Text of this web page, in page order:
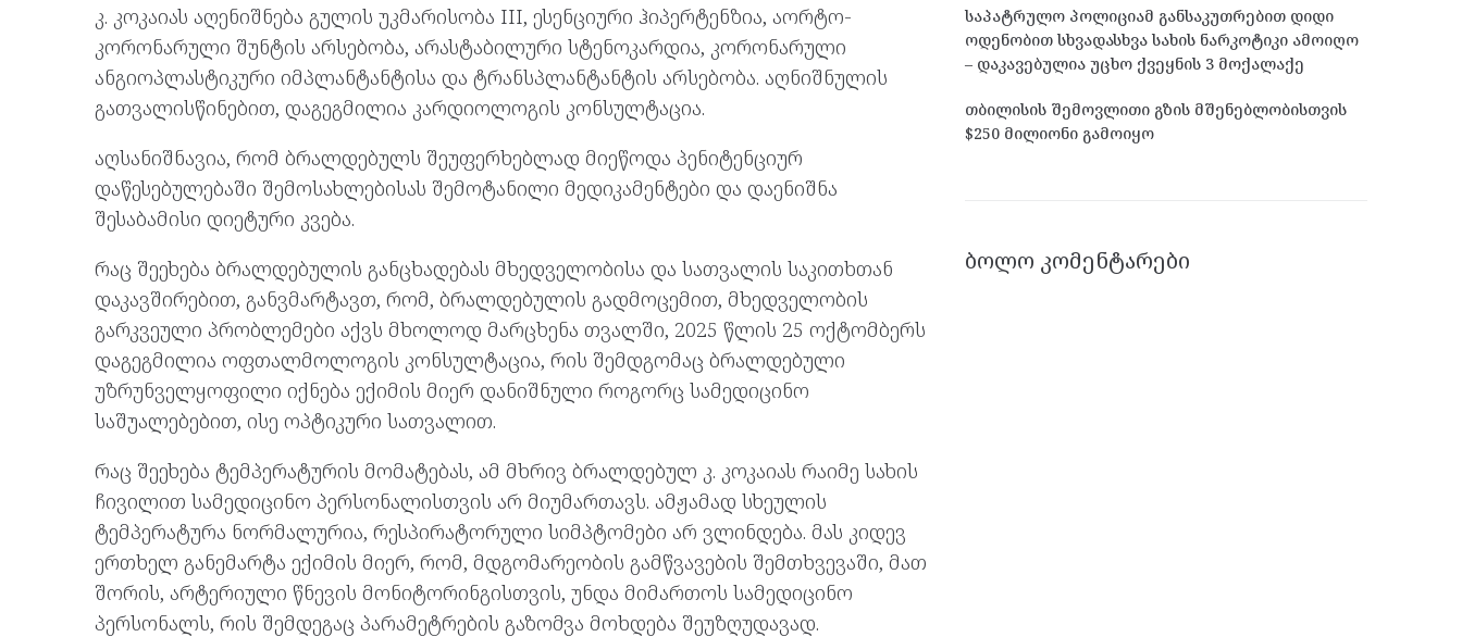
კ. კოკაიას აღენიშნება გულის უკმარისობა III, ესენციური ჰიპერტენზია, აორტო-
კორონარული შუნტის არსებობა, არასტაბილური სტენოკარდია, კორონარული
ანგიოპლასტიკური იმპლანტანტისა და ტრანსპლანტანტის არსებობა. აღნიშნულის
გათვალისწინებით, დაგეგმილია კარდიოლოგის კონსულტაცია.
აღსანიშნავია, რომ ბრალდებულს შეუფერხებლად მიეწოდა პენიტენციურ
დაწესებულებაში შემოსახლებისას შემოტანილი მედიკამენტები და დაენიშნა
შესაბამისი დიეტური კვება.
რაც შეეხება ბრალდებულის განცხადებას მხედველობისა და სათვალის საკითხთან
დაკავშირებით, განვმარტავთ, რომ, ბრალდებულის გადმოცემით, მხედველობის
გარკვეული პრობლემები აქვს მხოლოდ მარცხენა თვალში, 2025 წლის 25 ოქტომბერს
დაგეგმილია ოფთალმოლოგის კონსულტაცია, რის შემდგომაც ბრალდებული
უზრუნველყოფილი იქნება ექიმის მიერ დანიშნული როგორც სამედიცინო
საშუალებებით, ისე ოპტიკური სათვალით.
რაც შეეხება ტემპერატურის მომატებას, ამ მხრივ ბრალდებულ კ. კოკაიას რაიმე სახის
ჩივილით სამედიცინო პერსონალისთვის არ მიუმართავს. ამჟამად სხეულის
ტემპერატურა ნორმალურია, რესპირატორული სიმპტომები არ ვლინდება. მას კიდევ
ერთხელ განემარტა ექიმის მიერ, რომ, მდგომარეობის გამწვავების შემთხვევაში, მათ
შორის, არტერიული წნევის მონიტორინგისთვის, უნდა მიმართოს სამედიცინო
პერსონალს, რის შემდეგაც პარამეტრების გაზომვა მოხდება შეუზღუდავად.
საპატრულო პოლიციამ განსაკუთრებით დიდი
ოდენობით სხვადასხვა სახის ნარკოტიკი ამოიღო
– დაკავებულია უცხო ქვეყნის 3 მოქალაქე
თბილისის შემოვლითი გზის მშენებლობისთვის
$250 მილიონი გამოიყო
ᲑᲝᲚᲝ ᲙᲝᲛᲔᲜᲢᲐᲠᲔᲑᲘ